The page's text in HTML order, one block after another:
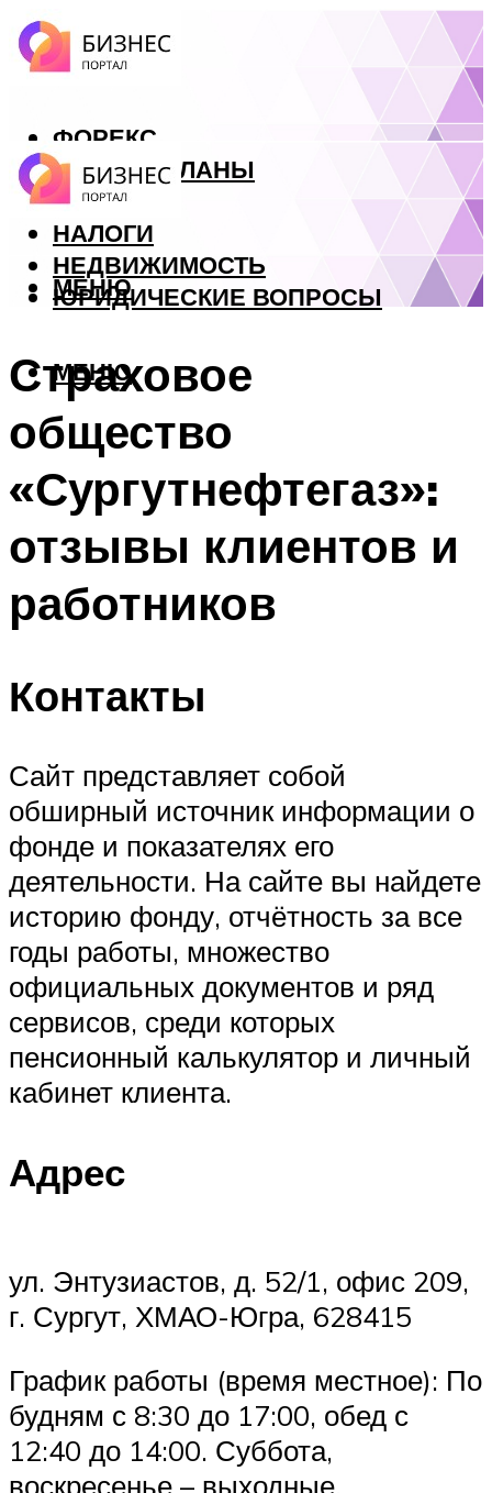
ФОРЕКС
БИЗНЕС ПЛАНЫ
КРЕДИТЫ
НАЛОГИ
НЕДВИЖИМОСТЬ
ЮРИДИЧЕСКИЕ ВОПРОСЫ
МЕНЮ
МЕНЮ
Страховое
общество
«Сургутнефтегаз»:
отзывы клиентов и
работников
Контакты
Сайт представляет собой
обширный источник информации о
фонде и показателях его
деятельности. На сайте вы найдете
историю фонду, отчётность за все
годы работы, множество
официальных документов и ряд
сервисов, среди которых
пенсионный калькулятор и личный
кабинет клиента.
Адрес
ул. Энтузиастов, д. 52/1, офис 209,
г. Сургут, ХМАО-Югра, 628415
График работы (время местное): По
будням с 8:30 до 17:00, обед с
12:40 до 14:00. Суббота,
воскресенье – выходные.